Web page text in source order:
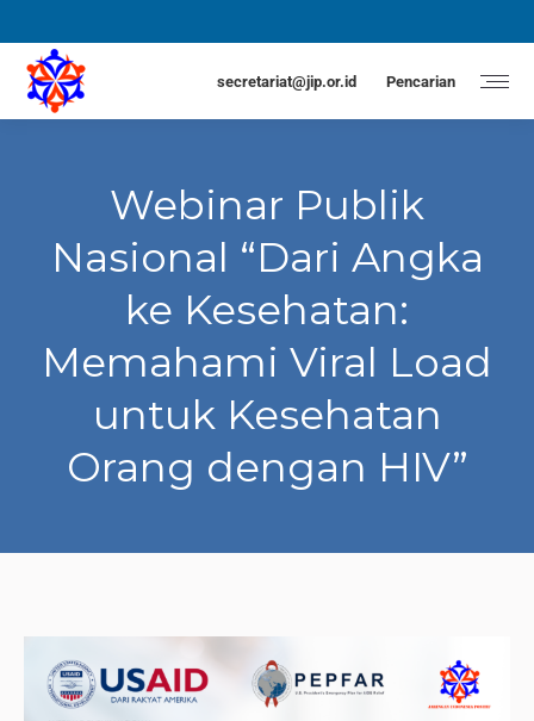
secretariat@jip.or.id Pencarian
Webinar Publik
Nasional “Dari Angka
ke Kesehatan:
Memahami Viral Load
untuk Kesehatan
Orang dengan HIV”